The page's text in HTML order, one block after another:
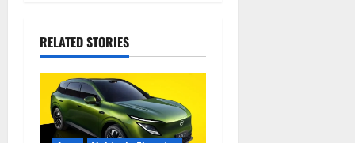
i
g
a
RELATED STORIES